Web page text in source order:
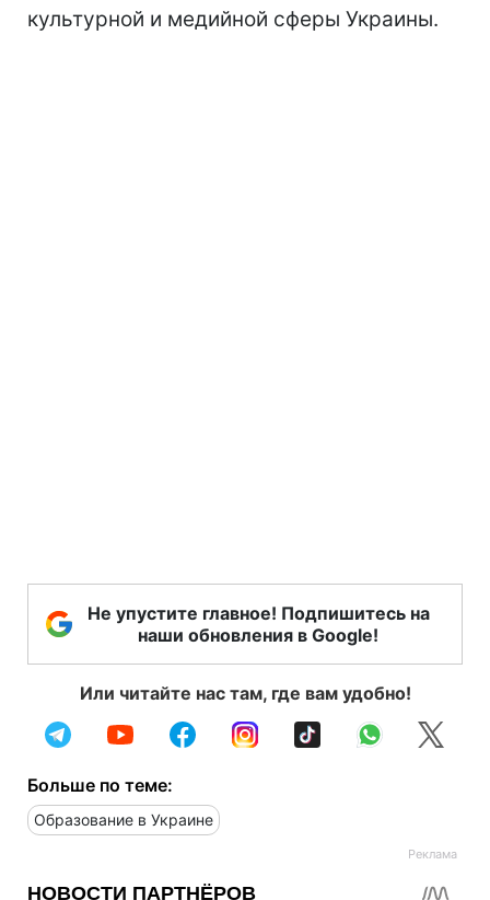
культурной и медийной сферы Украины.
Не упустите главное! Подпишитесь на
наши обновления в Google!
Или читайте нас там, где вам удобно!
Больше по теме:
Образование в Украине